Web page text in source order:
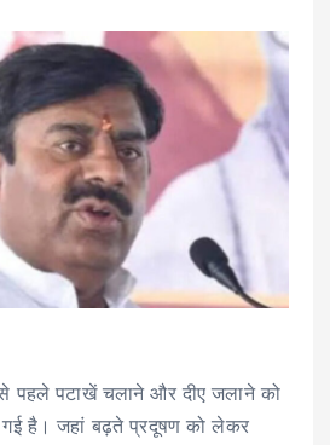
से पहले पटाखें चलाने और दीए जलाने को
है। जहां बढ़ते प्रदूषण को लेकर